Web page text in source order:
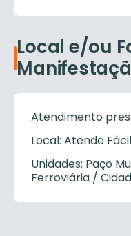
Local e/ou
Atendimento
Local: Atende Fácil
Unidades: Paço
Ferroviária /